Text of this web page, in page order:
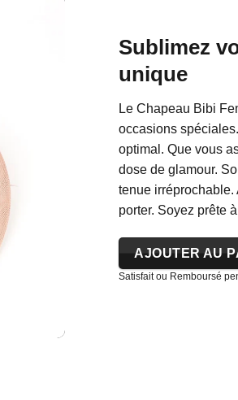
Sublimez
unique
Le Chapeau Bibi
occasions
optimal. Que vous
dose de glamour.
tenue
porter. Soyez prête
AJOUTER AU
Satisfait ou Remboursé